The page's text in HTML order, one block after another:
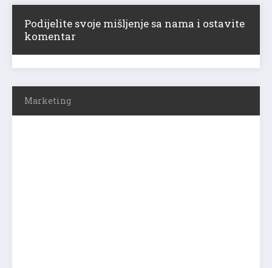
Podijelite svoje mišljenje sa nama i ostavite
komentar
Marketing